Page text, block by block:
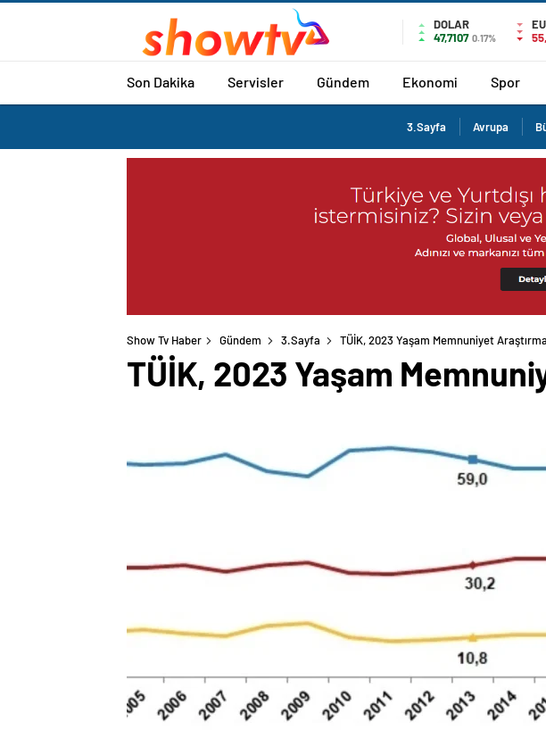
DOLAR
47,7107 0.17%
Son Dakika Servisler Gündem Ekonomi Spor
3.Sayfa Avrupa
Show Tv Haber Gündem 3.Sayfa TÜİK, 2023 Yaşam Memnuniyet
TÜİK, 2023 Yaşam